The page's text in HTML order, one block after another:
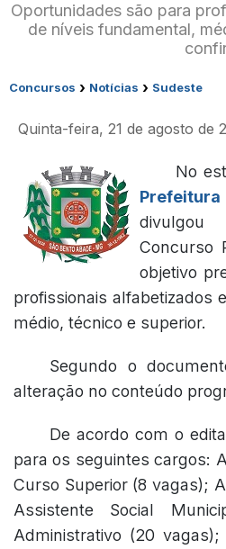
Oportunidades são para
de níveis fundamental,
Concursos › Notícias › Sudeste
Quinta-feira, 21 de agosto de
No
Concurso
objetivo
profissionais alfabetizados
médio, técnico e superior.
Segundo o
alteração no conteúdo
De acordo com o
para os seguintes cargos:
Curso Superior (8 vagas);
Assistente Social
Administrativo (20